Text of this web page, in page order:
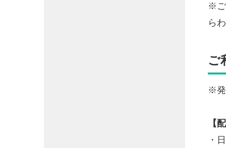
※ご
ら
ご
※発
【
・